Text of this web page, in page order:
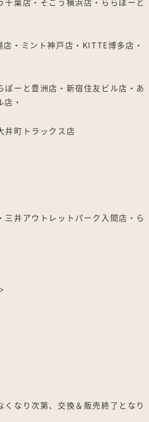
店・ミント神戸店・KITTE博多店・
ぽーと豊洲店・新宿住友ビル店・あ
・
井町トラックス店
三井アウトレットパーク入間店・ら
なり次第、交換＆販売終了となり